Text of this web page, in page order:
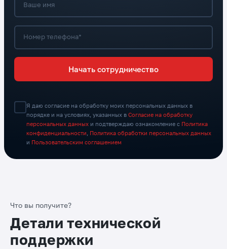
Ваше имя
Номер телефона*
Начать сотрудничество
Я даю согласие на обработку моих персональных данных в
порядке и на условиях, указанных в Согласие на обработку
персональных данных и подтверждаю ознакомление с Политика
конфиденциальности
Политика обработки персональных данных
и Пользовательским соглашением
Что вы получите?
Детали технической
поддержки